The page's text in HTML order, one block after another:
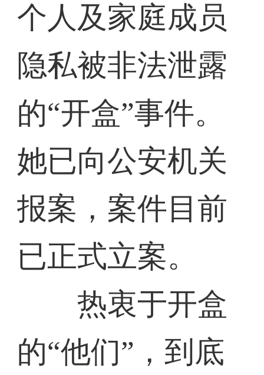
个人及家庭成员
隐私被非法泄露
的“开盒”事件。
她已向公安机关
报案，案件目前
已正式立案。
热衷于开盒
的“他们”，到底